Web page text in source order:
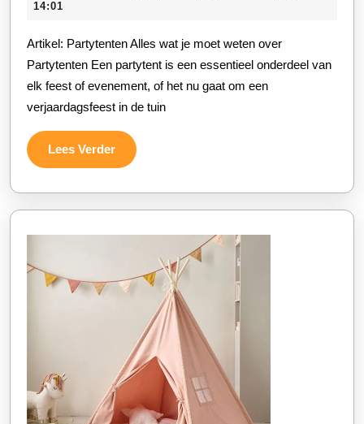
Voor
Jouw
Evenement
14:01
Artikel: Partytenten Alles wat je moet weten over
Partytenten Een partytent is een essentieel onderdeel van
elk feest of evenement, of het nu gaat om een
verjaardagsfeest in de tuin
Lees VerderLees
Verder